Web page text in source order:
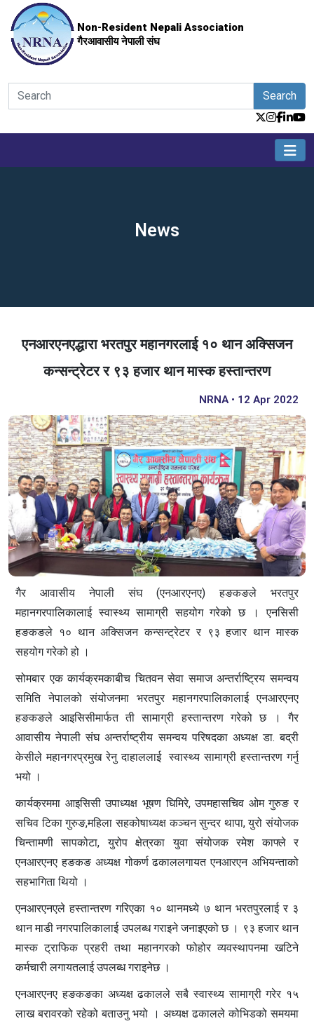
Non-Resident Nepali Association
गैरआवासीय नेपाली संघ
Search
News
एनआरएनएद्धारा भरतपुर महानगरलाई १० थान अक्सिजन
कन्सन्ट्रेटर र ९३ हजार थान मास्क हस्तान्तरण
NRNA • 12 Apr 2022
गैर आवासीय नेपाली संघ (एनआरएनए) हङकङले भरतपुर
महानगरपालिकालाई स्वास्थ्य सामाग्री सहयोग गरेको छ । एनसिसी
हङकङले १० थान अक्सिजन कन्सन्ट्रेटर र ९३ हजार थान मास्क
सहयोग गरेको हो ।
सोमबार एक कार्यक्रमकाबीच चितवन सेवा समाज अन्तर्राष्ट्रिय समन्वय
समिति नेपालको संयोजनमा भरतपुर महानगरपालिकालाई एनआरएनए
हङकङले आइसिसीमार्फत ती सामाग्री हस्तान्तरण गरेको छ । गैर
आवासीय नेपाली संघ अन्तर्राष्ट्रीय समन्वय परिषदका अध्यक्ष डा. बद्री
केसीले महानगरप्रमुख रेनु दाहाललाई स्वास्थ्य सामाग्री हस्तान्तरण गर्नु
भयो ।
कार्यक्रममा आइसिसी उपाध्यक्ष भूषण घिमिरे, उपमहासचिव ओम गुरुङ र
सचिव टिका गुरुङ,महिला सहकोषाध्यक्ष कञ्चन सुन्दर थापा, युरो संयोजक
चिन्तामणी सापकोटा, युरोप क्षेत्रका युवा संयोजक रमेश काफ्ले र
एनआरएनए हङकङ अध्यक्ष गोकर्ण ढकाललगायत एनआरएन अभियन्ताको
सहभागिता थियो ।
एनआरएनएले हस्तान्तरण गरिएका १० थानमध्ये ७ थान भरतपुरलाई र ३
थान माडी नगरपालिकालाई उपलब्ध गराइने जनाइएको छ । ९३ हजार थान
मास्क ट्राफिक प्रहरी तथा महानगरको फोहोर व्यवस्थापनमा खटिने
कर्मचारी लगायतलाई उपलब्ध गराइनेछ ।
एनआरएनए हङकङका अध्यक्ष ढकालले सबै स्वास्थ्य सामाग्री गरेर १५
लाख बरावरको रहेको बताउनु भयो । अध्यक्ष ढकालले कोभिडको समयमा